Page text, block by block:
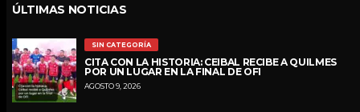
ÚLTIMAS NOTICIAS
SIN CATEGORÍA
CITA CON LA HISTORIA: CEIBAL RECIBE A QUILMES
POR UN LUGAR EN LA FINAL DE OFI
AGOSTO 9, 2026